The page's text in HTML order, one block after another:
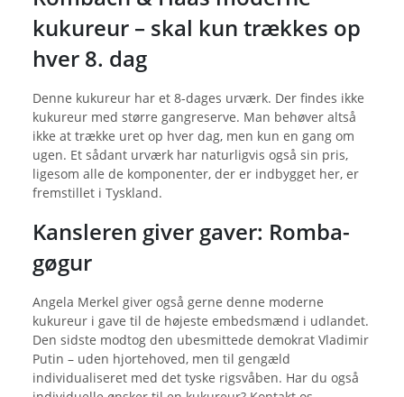
kukureur – skal kun trækkes op
hver 8. dag
Denne kukureur har et 8-dages urværk. Der findes ikke
kukureur med større gangreserve. Man behøver altså
ikke at trække uret op hver dag, men kun en gang om
ugen. Et sådant urværk har naturligvis også sin pris,
ligesom alle de komponenter, der er indbygget her, er
fremstillet i Tyskland.
Kansleren giver gaver: Romba-
gøgur
Angela Merkel giver også gerne denne moderne
kukureur i gave til de højeste embedsmænd i udlandet.
Den sidste modtog den ubesmittede demokrat Vladimir
Putin – uden hjortehoved, men til gengæld
individualiseret med det tyske rigsvåben. Har du også